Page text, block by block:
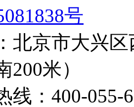
号
北京市大兴
200米）
线：400-055-